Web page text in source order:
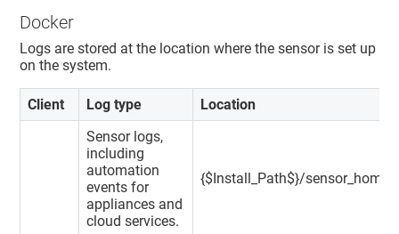
Docker
Logs are stored at the location where the sensor is set up
on the system.
Client Log type Location
Sensor logs,
including
automation
events for
appliances and
cloud services.
{$Install_Path$}/